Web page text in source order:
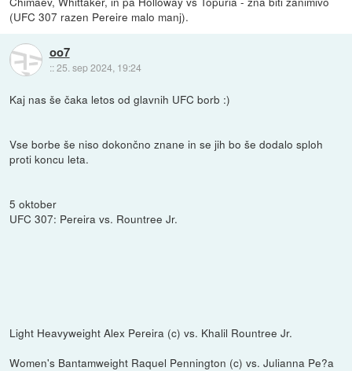
(UFC 307 razen Pereire malo manj).
oo7
::25. sep 2024, 19:24
Kaj nas še čaka letos od glavnih UFC borb :)
Vse borbe še niso dokončno znane in se jih bo še dodalo sploh
proti koncu leta.
5 oktober
UFC 307: Pereira vs. Rountree Jr.
Light Heavyweight Alex Pereira (c) vs. Khalil Rountree Jr.
Women's Bantamweight Raquel Pennington (c) vs. Julianna Pe?a